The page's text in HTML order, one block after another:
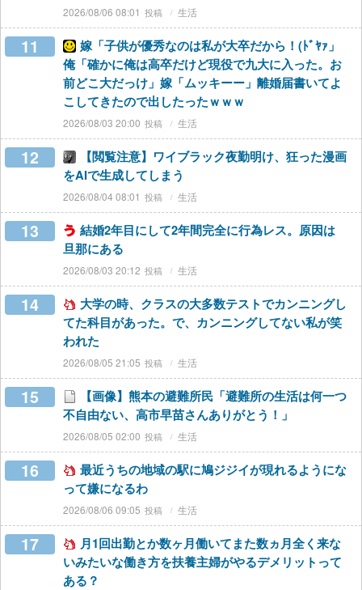
2026/08/06 08:01 生活
11
嫁「子供が優秀なのは私が大卒だから！(ﾄﾞﾔｧ」
俺「確かに俺は高卒だけど現役で九大に入った。お
前どこ大だっけ」嫁「ムッキーー」離婚届書いてよ
こしてきたので出したったｗｗｗ
2026/08/03 20:00 生活
12
【閲覧注意】ワイブラック夜勤明け、狂った漫画
をAIで生成してしまう
2026/08/04 08:01 生活
13
結婚2年目にして2年間完全に行為レス。原因は
旦那にある
2026/08/03 20:12 生活
14
大学の時、クラスの大多数テストでカンニングし
てた科目があった。で、カンニングしてない私が笑
われた
2026/08/05 21:05 生活
15
【画像】熊本の避難所民「避難所の生活は何一つ
不自由ない、高市早苗さんありがとう！」
2026/08/05 02:00 生活
16
最近うちの地域の駅に鳩ジジイが現れるようにな
って嫌になるわ
2026/08/06 09:05 生活
17
月1回出勤とか数ヶ月働いてまた数ヵ月全く来な
いみたいな働き方を扶養主婦がやるデメリットって
ある？